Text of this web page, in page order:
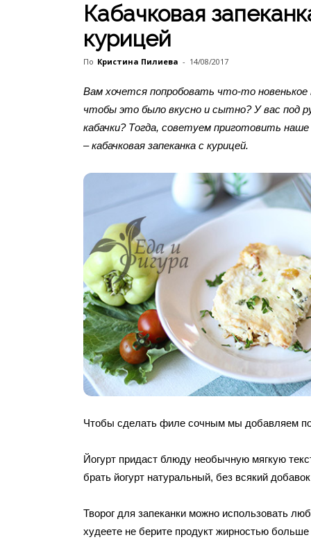
Кабачковая
курицей
По Кристина Пилиева - 14/08/2017
Вам хочется попробовать что-то
чтобы это было вкусно и сытно? У вас под
кабачки? Тогда, советуем приготовить
– кабачковая запеканка с курицей.
Чтобы сделать филе сочным мы добавляем
Йогурт придаст блюду необычную мягкую
брать йогурт натуральный, без всякий
Творог для запеканки можно использовать
худеете не берите продукт жирностью больше